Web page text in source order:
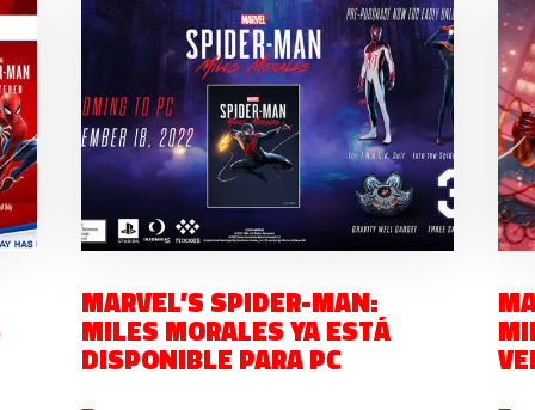
MARVEL’S SPIDER-MAN:
MILES MORALES YA ESTÁ
DISPONIBLE PARA PC